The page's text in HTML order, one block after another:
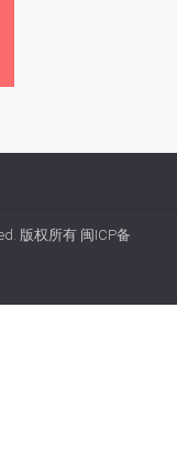
版权所有 闽ICP备